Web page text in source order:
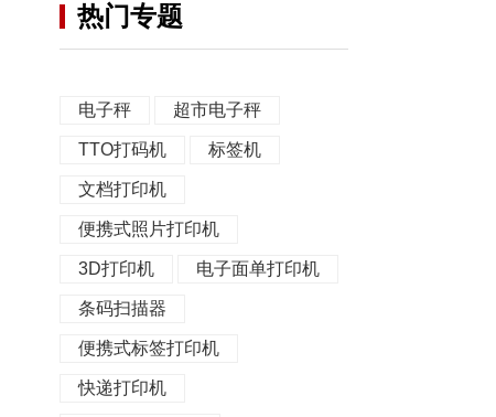
热门专题
电子秤 超市电子秤
TTO打码机 标签机
文档打印机
便携式照片打印机
3D打印机 电子面单打印机
条码扫描器
便携式标签打印机
快递打印机